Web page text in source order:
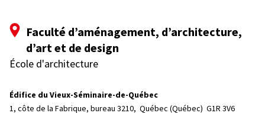
Faculté d’aménagement, d’architecture,
d’art et de design
École d'architecture
Édifice du Vieux-Séminaire-de-Québec
1, côte de la Fabrique, bureau 3210, Québec (Québec)  G1R 3V6